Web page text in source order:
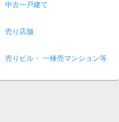
中古一戸建て
売り店舗
売りビル・ 一棟売マンション等